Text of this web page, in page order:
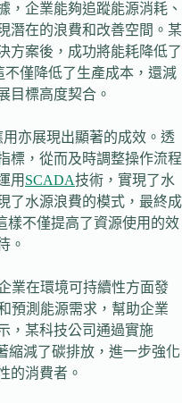
，企業能夠追蹤能源消耗、
潛在的浪費和改善空間。某
方案後，成功將能耗降低了
不僅降低了生產成本，還減
目標高度契合。
用亦展現出顯著的成效。透
標，從而及時調整操作流程
用 SCADA技術，實現了水
了水源浪費的模式，最終成
樣不僅提高了資源使用的效
。
業在環境可持續性方面發
預測能源需求，幫助企業
，某科技公司通過實施
縮減了碳排放，進一步強化
的消費者。